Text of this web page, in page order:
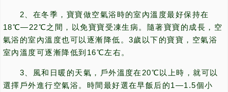
2、在冬季，寶寶做空氣浴時的室內溫度最好保持在
18℃—22℃之間，以免寶寶受凍生病。隨著寶寶的成長，空
氣浴的室內溫度也可以逐漸降低。3歲以下的寶寶，空氣浴
室內溫度可逐漸降低到16℃左右。
3、風和日暖的天氣，戶外溫度在20℃以上時，就可以
選擇戶外進行空氣浴。時間最好選在早飯后的1—1.5個小